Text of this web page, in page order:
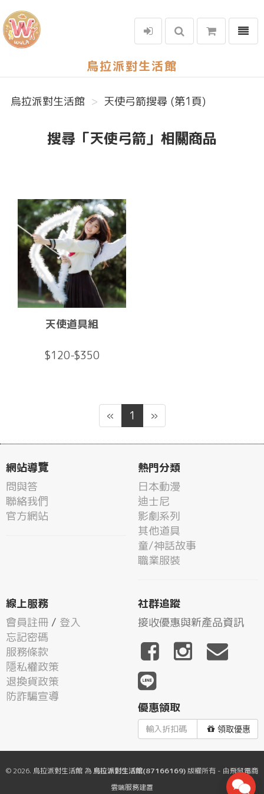
烏拉派對生活館
選單
烏拉派對生活館 天使弓箭搜尋 (第1頁)
搜尋「天使弓箭」相關商品
天使道具組
$120-$350
« 1 »
網站導覽
問與答
聯絡我們
官方網站
熱門分類
日本動漫
迪士尼
影劇系列
其他道具
童/神話故事
職業服裝
線上服務
會員註冊 / 登入
忘記密碼
服務條款
隱私權政策
退換貨政策
防詐騙宣導
社群追蹤
接收優惠與新產品資訊
優惠領取
領取優惠
© 2026. 烏拉派對生活館 為 烏拉派對生活館(87166169)版權所有 - 由飛鼠電商
雲端服務建置